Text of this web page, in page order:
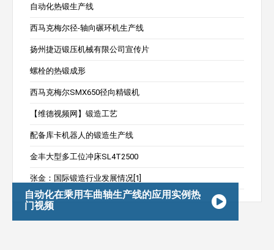
自动化热锻生产线
西马克梅尔径-轴向碾环机生产线
扬州捷迈锻压机械有限公司宣传片
螺栓的热锻成形
西马克梅尔SMX650径向精锻机
【维德视频网】锻造工艺
配备库卡机器人的锻造生产线
金丰大型多工位冲床SL4T2500
张金：国际锻造行业发展情况[1]
自动化在乘用车曲轴生产线的应用实例热
门视频